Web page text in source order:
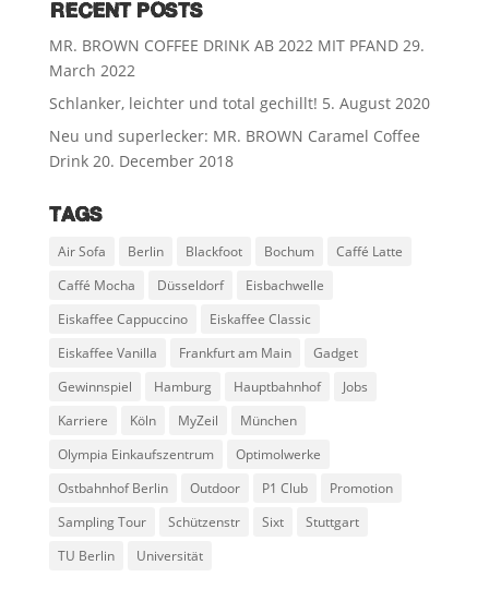
RECENT POSTS
MR. BROWN COFFEE DRINK AB 2022 MIT PFAND 29.
March 2022
Schlanker, leichter und total gechillt! 5. August 2020
Neu und superlecker: MR. BROWN Caramel Coffee
Drink 20. December 2018
TAGS
Air Sofa Berlin Blackfoot Bochum
Caffé Latte
Caffé Mocha
Düsseldorf
Eisbachwelle
Eiskaffee Cappuccino
Eiskaffee Classic
Eiskaffee Vanilla
Frankfurt am Main
Gadget
Gewinnspiel
Hamburg Hauptbahnhof
Jobs
Karriere
Köln MyZeil
München
Olympia Einkaufszentrum
Optimolwerke
Ostbahnhof Berlin
Outdoor P1 Club
Promotion
Sampling Tour
Schützenstr Sixt
Stuttgart
TU Berlin
Universität